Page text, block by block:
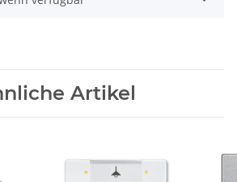
Artikel